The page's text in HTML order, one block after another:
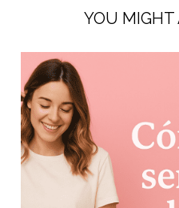
YOU MIGHT